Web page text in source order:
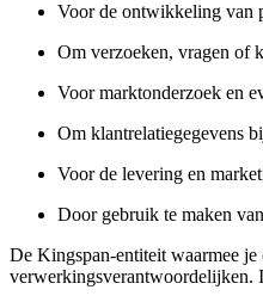
Voor de ontwikkeling van
Om verzoeken, vragen of
Voor marktonderzoek en
Om klantrelatiegegevens
Voor de levering en
Door gebruik te maken
De Kingspan‑entiteit waarmee
verwerkingsverantwoordelijken.